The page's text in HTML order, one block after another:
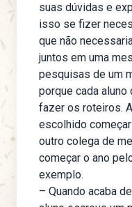
suas dúvidas e
isso se fizer
que não
juntos em uma
pesquisas de um
porque cada
fazer os roteiros.
escolhido
outro colega de
começar o ano
exemplo.
– Quando acaba